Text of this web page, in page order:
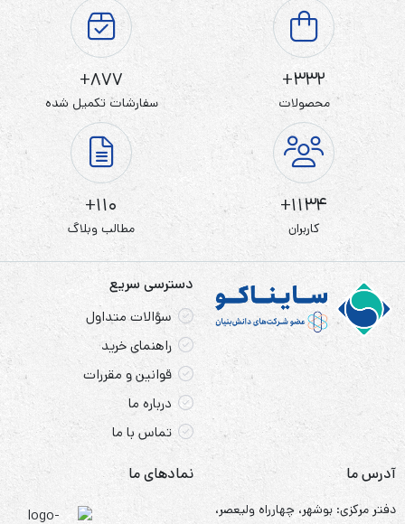
332+
محصولات
877+
سفارشات تکمیل شده
1134+
کاربران
110+
مطالب وبلاگ
دسترسی سریع
سؤالات متداول
راهنمای خرید
قوانین و مقررات
درباره ما
تماس با ما
آدرس ما
دفتر مرکزی: بوشهر، چهارراه ولیعصر،
نمادهای ما